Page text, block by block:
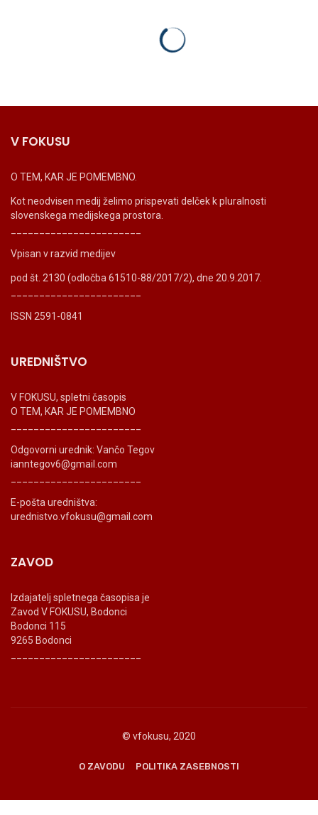
V FOKUSU
O TEM, KAR JE POMEMBNO.
Kot neodvisen medij želimo prispevati delček k pluralnosti
slovenskega medijskega prostora.
Vpisan v razvid medijev
pod št. 2130 (odločba 61510-88/2017/2), dne 20.9.2017.
ISSN 2591-0841
UREDNIŠTVO
V FOKUSU, spletni časopis
O TEM, KAR JE POMEMBNO
Odgovorni urednik: Vančo Tegov
ianntegov6@gmail.com
E-pošta uredništva:
urednistvo.vfokusu@gmail.com
ZAVOD
Izdajatelj spletnega časopisa je
Zavod V FOKUSU, Bodonci
Bodonci 115
9265 Bodonci
© vfokusu, 2020
O ZAVODU POLITIKA ZASEBNOSTI